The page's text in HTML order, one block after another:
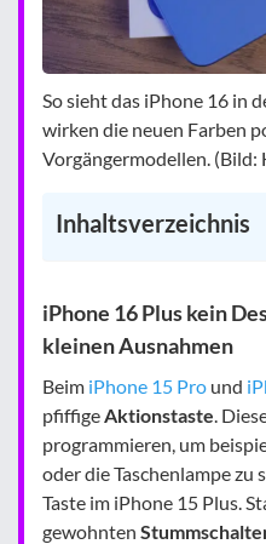
So sieht das iPhone 16 in
wirken die neuen Farben
Vorgängermodellen. (Bild:
Inhaltsverzeichnis
iPhone 16 Plus kein
kleinen Ausnahmen
Beim iPhone 15 Pro und
pfiffigeAktionstaste.
programmieren, um
oder die Taschenlampe zu
Taste im iPhone 15 Plus.
gewohnten